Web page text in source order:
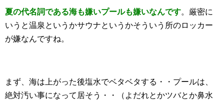
夏の代名詞である海も嫌いプールも嫌いなんです。厳密に
いうと温泉というかサウナというかそういう所のロッカー
が嫌なんですね。
まず、海は上がった後塩水でベタベタする・・プールは、
絶対汚い事になって居そう・・（よだれとかツバとか鼻水